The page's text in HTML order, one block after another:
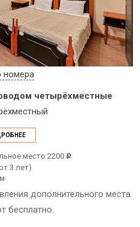
номера
четырёхместные
место 2200 c
3 лет)
дополнительного места
бесплатно.